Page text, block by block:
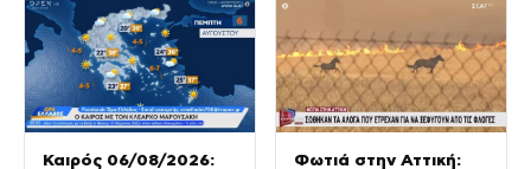
Καιρός 06/08/2026:
Φωτιά στην Αττική: